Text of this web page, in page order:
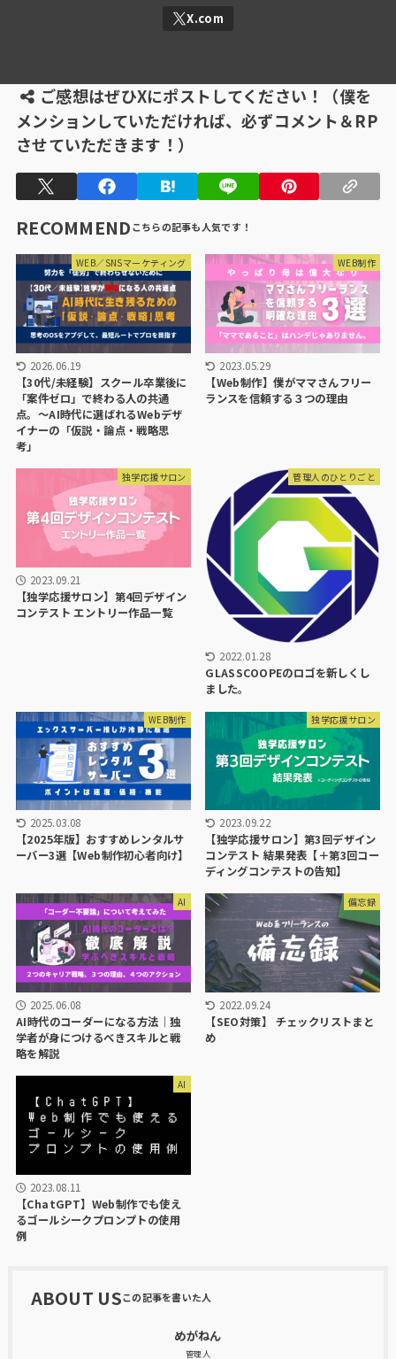
ご感想はぜひXにポストしてください！（僕を
メンションしていただければ、必ずコメント＆RP
させていただきます！）
RECOMMEND
WEB／SNSマーケティング
2026.06.19
【30代/未経験】スクール卒業後に
「案件ゼロ」で終わる人の共通
点。〜AI時代に選ばれるWebデザ
イナーの「仮説・論点・戦略思
考」
WEB制作
2023.05.29
【Web制作】僕がママさんフリー
ランスを信頼する３つの理由
独学応援サロン
2023.09.21
【独学応援サロン】第4回デザイン
コンテスト エントリー作品一覧
管理人のひとりごと
2022.01.28
GLASSCOOPEのロゴを新しくし
ました。
WEB制作
2025.03.08
【2025年版】おすすめレンタルサ
ーバー3選【Web制作初心者向け】
独学応援サロン
2023.09.22
【独学応援サロン】第3回デザイン
コンテスト 結果発表【＋第3回コー
ディングコンテストの告知】
AI
2025.06.08
AI時代のコーダーになる方法｜独
学者が身につけるべきスキルと戦
略を解説
備忘録
2022.09.24
【SEO対策】 チェックリストまと
め
AI
2023.08.11
【ChatGPT】Web制作でも使え
るゴールシークプロンプトの使用
例
ABOUT US
めがねん
管理人